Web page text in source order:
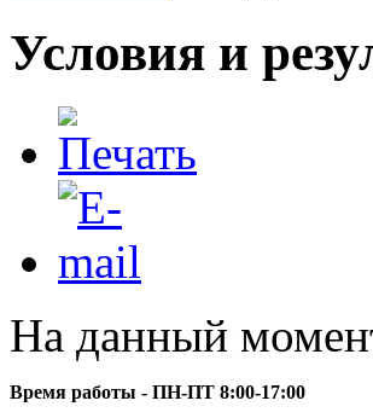
Условия и
На данный
Время работы - ПН-ПТ 8:00-17:00